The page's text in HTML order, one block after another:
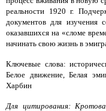
реальности 1920 г.
документов для изучения
оказавшихся на «сломе
начинать свою жизнь в
Ключевые слова:
Белое движение, Белая
Харбин
Для цитирования: